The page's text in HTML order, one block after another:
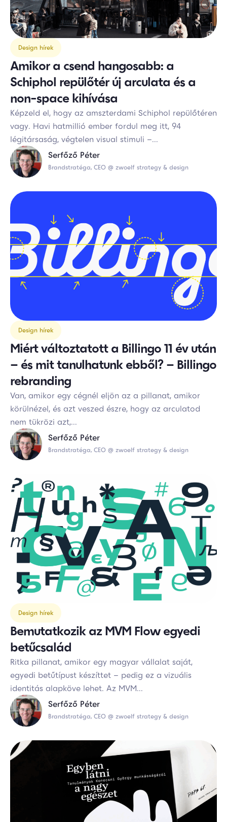
Design hírek
Amikor a csend hangosabb: a
Schiphol repülőtér új arculata és a
non-space kihívása
Képzeld el, hogy az amszterdami Schiphol repülőtéren
vagy. Havi hatmillió ember fordul meg itt, 94
légitársaság, végtelen visual stimuli –...
Serfőző Péter
Brandstratéga, CEO @ zwoelf strategy & design
Design hírek
Miért változtatott a Billingo 11 év után
– és mit tanulhatunk ebből? – Billingo
rebranding
Van, amikor egy cégnél eljön az a pillanat, amikor
körülnézel, és azt veszed észre, hogy az arculatod
nem tükrözi azt,...
Serfőző Péter
Brandstratéga, CEO @ zwoelf strategy & design
Design hírek
Bemutatkozik az MVM Flow egyedi
betűcsalád
Ritka pillanat, amikor egy magyar vállalat saját,
egyedi betűtípust készíttet – pedig ez a vizuális
identitás alapköve lehet. Az MVM...
Serfőző Péter
Brandstratéga, CEO @ zwoelf strategy & design